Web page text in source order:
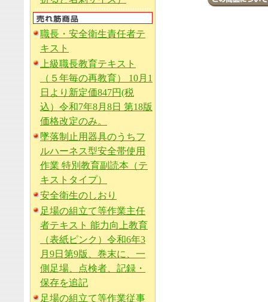
職長・安全衛生責任者テ
キスト
上級職長教育テキスト
（５年毎の再教育） 10月1
日より新定価847円(税
込）令和7年8月8日 第18版
価格改定のみ。
墜落制止用器具のうちフ
ルハーネス型安全帯使用
作業 特別教育副読本（テ
キストタイプ）
安全衛生のしおり
足場の組立て等作業主任
者テキスト 能力向上教育
（表紙ピンク）令和6年3
月9日第9版、巻末に、一
側足場、点検者、記録・
保存を追記
足場の組立て等作業従事